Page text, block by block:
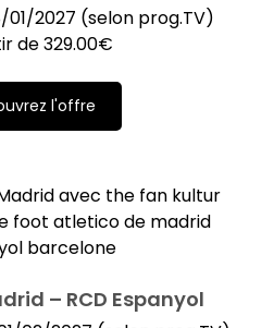
01/2027 (selon prog.TV)
de329.00€
l'offre
– RCD Espanyol